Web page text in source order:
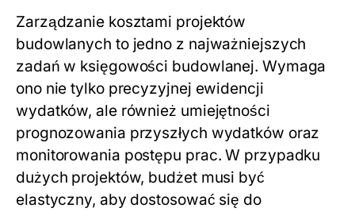
Zarządzanie kosztami projektów
budowlanych to jedno z najważniejszych
zadań w księgowości budowlanej. Wymaga
ono nie tylko precyzyjnej ewidencji
wydatków, ale również umiejętności
prognozowania przyszłych wydatków oraz
monitorowania postępu prac. W przypadku
dużych projektów, budżet musi być
elastyczny, aby dostosować się do